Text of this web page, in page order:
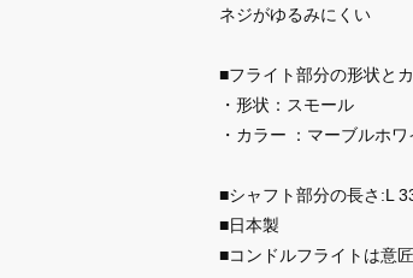
ネジがゆるみにくい
■フライト部分の形状と
・形状：スモール
・カラー ：マーブルホワ
■シャフト部分の長さ:L
■日本製
■コンドルフライトは意